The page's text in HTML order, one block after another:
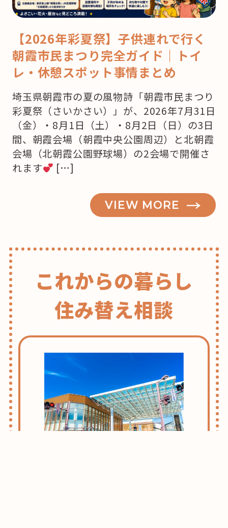
【2026年彩夏祭】子供連れで行く
朝霞市民まつり完全ガイド｜トイ
レ・休憩スポット事情まとめ
埼玉県朝霞市の夏の風物詩「朝霞市民まつり
彩夏祭（さいかさい）」が、2026年7月31日
（金）・8月1日（土）・8月2日（日）の3日
間、朝霞会場（朝霞中央公園周辺）と北朝霞
会場（北朝霞公園野球場）の2会場で開催さ
れます
[…]
VIEW MORE
これからの暮らし
住み替え相談